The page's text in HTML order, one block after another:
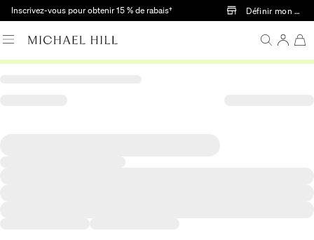
Passer au contenu principal
Inscrivez-vous pour obtenir 15 % de rabais† Définir mon